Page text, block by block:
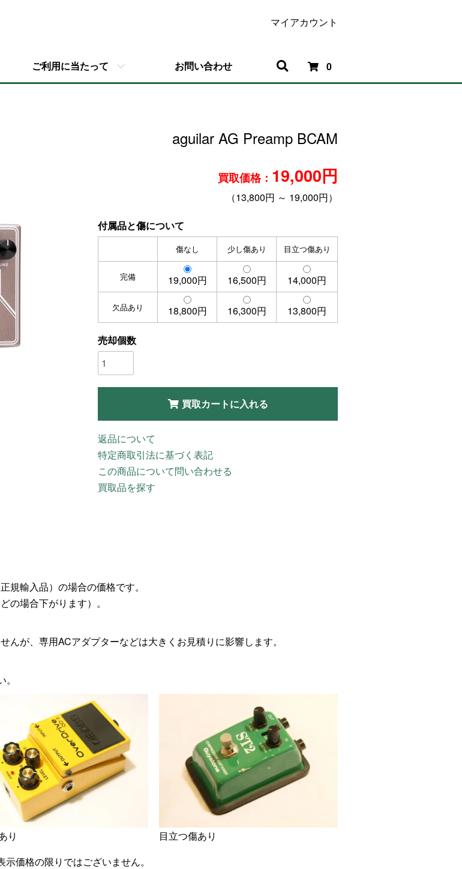
0
ご利用に当たって お問い合わせ
マイアカウント
aguilar AG Preamp BCAM
買取価格： 19,000円
（13,800円 ～ 19,000円）
付属品と傷について
傷なし 少し傷あり 目立つ傷あり
完備 19,000円 16,500円 14,000円
欠品あり 18,800円 16,300円 13,800円
売却個数
買取カートに入れる
返品について
特定商取引法に基づく表記
この商品について問い合わせる
買取品を探す
規輸入品）の場合の価格です。
の場合下がります）。
が、専用ACアダプターなどは大きくお見積りに影響します。
り
目立つ傷あり
価格の限りではございません。